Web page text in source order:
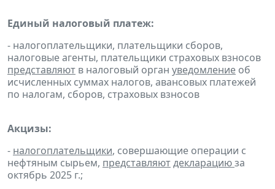
Единый налоговый платеж:
- налогоплательщики, плательщики сборов,
налоговые агенты, плательщики страховых взносов
представляют в налоговый орган уведомление об
исчисленных суммах налогов, авансовых платежей
по налогам, сборов, страховых взносов
Акцизы:
- налогоплательщики, совершающие операции с
нефтяным сырьем, представляютдекларациюза
октябрь 2025 г.;